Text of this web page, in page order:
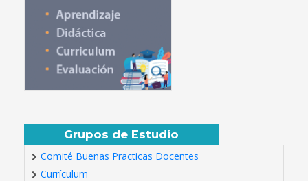
Grupos de Estudio
Comité Buenas Practicas Docentes
Currículum